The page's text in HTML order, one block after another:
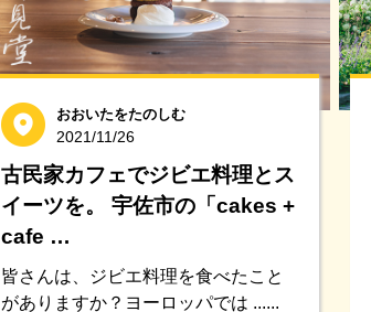
おおいたをたのしむ
2021/11/26
古民家カフェでジビエ料理とス
イーツを。 宇佐市の「cakes +
cafe …
皆さんは、ジビエ料理を食べたこと
がありますか？ヨーロッパでは ......